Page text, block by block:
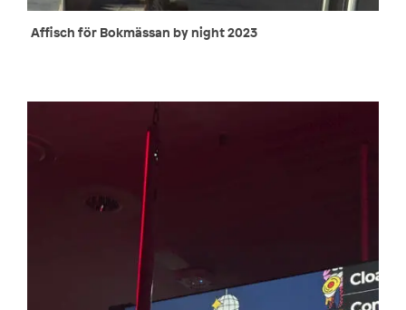
Affisch för Bokmässan by night 2023